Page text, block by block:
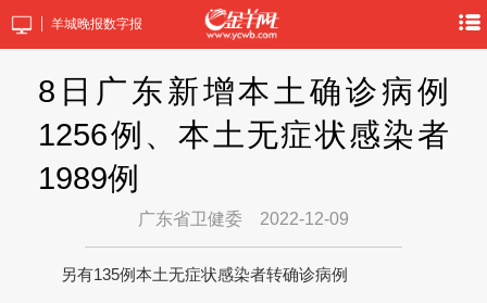
羊城晚报数字报
8日广东新增本土确诊病例
1256例、本土无症状感染者
1989例
广东省卫健委 2022-12-09
另有135例本土无症状感染者转确诊病例